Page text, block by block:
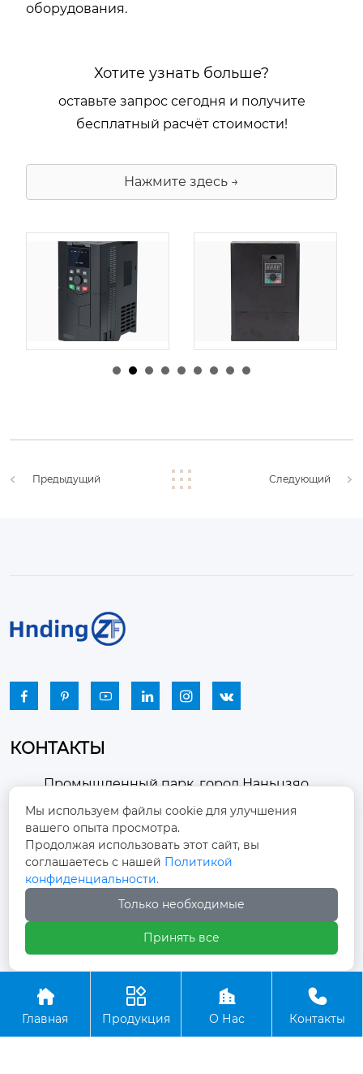
оборудования.
Хотите узнать больше?
оставьте запрос сегодня и получите
бесплатный расчёт стоимости!
Нажмите здесь →
由admin |30 1 月,
由admin |29 1 月,
Предыдущий Следующий
     
КОНТАКТЫ

Промышленный парк, город Наньцзяо,
район Чжоуцунь, город Цзыбо, провинция
Шаньдун
 winston-xu@hengdingfan.com
+86-13806434669
 +86 13806434669
Copyright ©ООО Зибо Хенгдин Вентилятор

Главная

Продукция

О Нас

Контакты
Мы используем файлы cookie для улучшения
вашего опыта просмотра.
Продолжая использовать этот сайт, вы
соглашаетесь с нашей Политикой
конфиденциальности.
Только необходимые
Принять все